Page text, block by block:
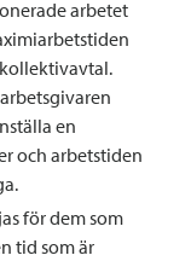
arbetet
en
och arbetstiden
för dem som
tid som är